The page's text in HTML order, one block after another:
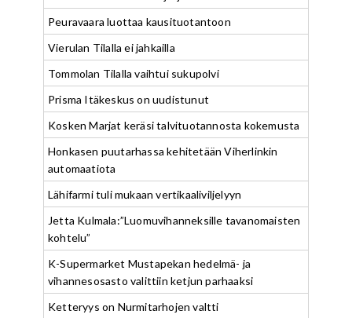
Peuravaara luottaa kausituotantoon
Vierulan Tilalla ei jahkailla
Tommolan Tilalla vaihtui sukupolvi
Prisma Itäkeskus on uudistunut
Kosken Marjat keräsi talvituotannosta kokemusta
Honkasen puutarhassa kehitetään Viherlinkin
automaatiota
Lähifarmi tuli mukaan vertikaaliviljelyyn
Jetta Kulmala:”Luomuvihanneksille tavanomaisten
kohtelu”
K-Supermarket Mustapekan hedelmä- ja
vihannesosasto valittiin ketjun parhaaksi
Ketteryys on Nurmitarhojen valtti